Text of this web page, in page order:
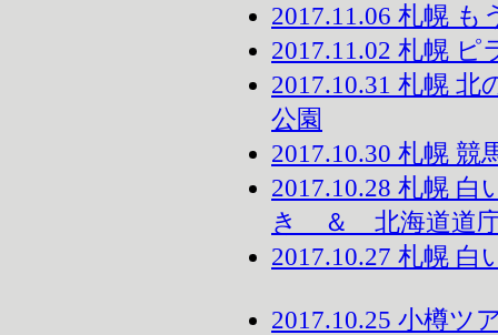
2017.11.06 札幌 も
2017.11.02 札幌
2017.10.31 札幌
公園
2017.10.30 札幌
2017.10.28 札幌
き ＆ 北海道道
2017.10.27 札幌
2017.10.25 小樽